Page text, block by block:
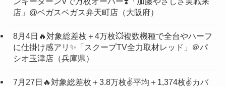
店」@ベガスベガス弁天町店（大阪府）
8月4日🔥対象総差枚＋4万枚💥複数機種で全台やハーフ
に仕掛け感アリ✨「スクープTV全力取材レッド」＠パ
シオ玉津店（兵庫県）
7月27日🔥対象総差枚＋3.8万枚✌️平均＋1,374枚✌️カバ